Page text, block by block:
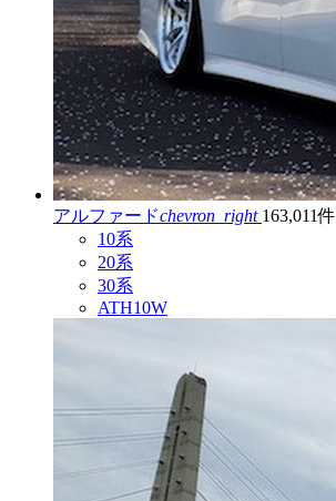
アルファードchevron_right 163,011件
10系
20系
30系
ATH10W